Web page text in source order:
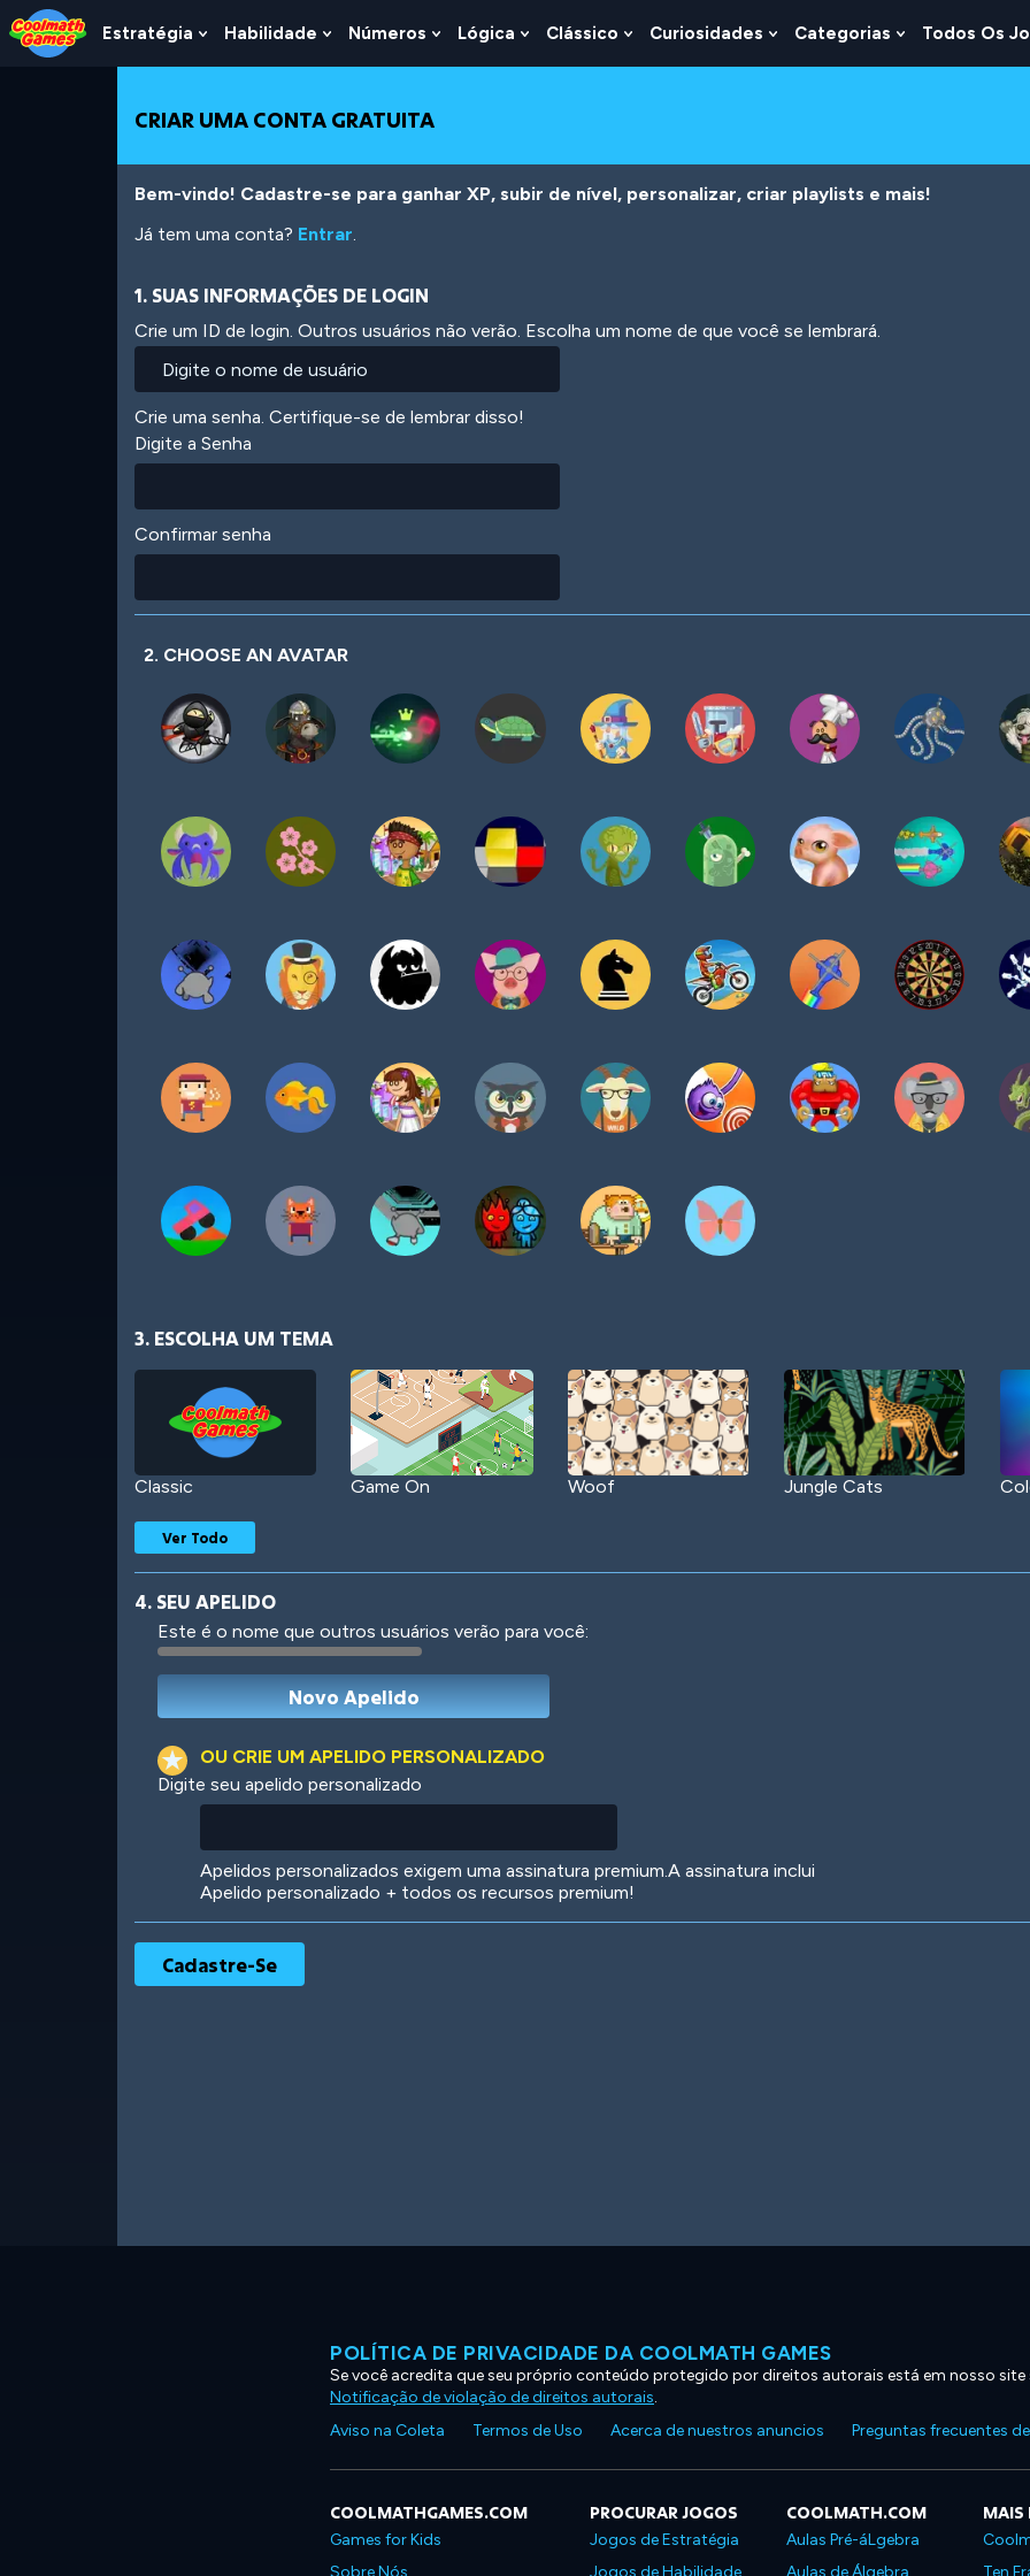
Skip
to
Top
Skip
to
Navigation
Skip
to
Main
Skip
to
Footer
para
Estratégia Show
Submenu
Estratégia
Habilidade Show
Submenu
Habilidade
Números Show
Submenu
Lógica Show
Submenu
Clássico Show
Submenu
Curiosidades Show
Submenu
Categorias Show
Submenu
Todos Os
CRIAR UMA CONTA GRATUITA
Bem-vindo! Cadastre-se para ganhar XP, subir de nível, personalizar, criar playlists e mais!
Já tem uma conta? Entrar.
1. SUAS INFORMAÇÕES DE LOGIN
Crie um ID de login. Outros usuários não verão. Escolha um nome de que você se lembrará.
Crie uma senha. Certifique-se de lembrar disso!
Digite a Senha
Confirmar senha
2. CHOOSE AN AVATAR
3. ESCOLHA UM TEMA
Classic Game On Woof Jungle Cats
Robotic International
Ver Todo
4. SEU APELIDO
Este é o nome que outros usuários verão para você:
OU CRIE UM APELIDO PERSONALIZADO
Digite seu apelido personalizado
Apelidos personalizados exigem uma assinatura premium.A assinatura inclui
Apelido personalizado + todos os recursos premium!
POLÍTICA DE PRIVACIDADE DA COOLMATH GAMES
Se você acredita que seu próprio conteúdo protegido por direitos autorais está em nosso site
Notificação de violação de direitos autorais.
Aviso na Coleta
Termos de Uso Acerca de nuestros anuncios Preguntas frecuentes
COOLMATHGAMES.COM
Games for Kids
Sobre Nós
PROCURAR JOGOS
Jogos de Estratégia
Jogos de Habilidade
COOLMATH.COM
Aulas Pré-áLgebra
Aulas de Álgebra
MAIS
Ten